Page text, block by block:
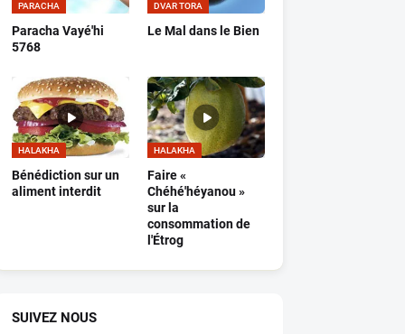
PARACHA
Paracha Vayé'hi
5768
DVAR TORA
Le Mal dans le Bien
HALAKHA
Bénédiction sur un
aliment interdit
HALAKHA
Faire «
Chéhé'héyanou »
sur la
consommation de
l'Étrog
SUIVEZ NOUS